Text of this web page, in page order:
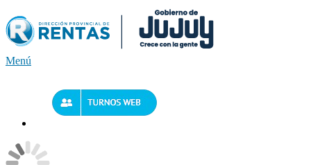
al
contenido
Menú